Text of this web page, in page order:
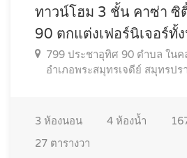
ทาวน์โฮม 3 ชั้น คาซ่า ซิ
90 ตกแต่งเฟอร์นิเจอร์ทั้
799 ประชาอุทิศ 90 ตำบล ในค
อำเภอพระสมุทรเจดีย์ สมุทรปร
3 ห้องนอน 4 ห้องน้ำ
27 ตารางวา